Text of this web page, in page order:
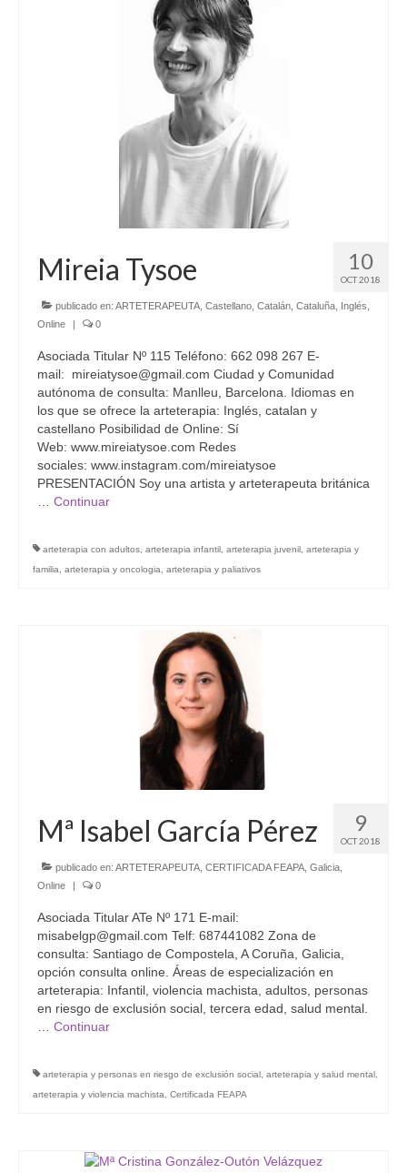
10
OCT 2018
Mireia Tysoe
publicado en: ARTETERAPEUTA Castellano Catalán Cataluña Inglés
Online
| 0
Asociada Titular Nº 115 Teléfono: 662 098 267 E-
mail: mireiatysoe@gmail.com Ciudad y Comunidad
autónoma de consulta: Manlleu, Barcelona. Idiomas en
los que se ofrece la arteterapia: Inglés, catalan y
castellano Posibilidad de Online: Sí
Web: www.mireiatysoe.com Redes
sociales: www.instagram.com/mireiatysoe
PRESENTACIÓN Soy una artista y arteterapeuta británica
Continuar
arteterapia con adultos arteterapia infantil arteterapia juvenil arteterapia y
familia
arteterapia y oncologia arteterapia y paliativos
9
OCT 2018
Mª Isabel García Pérez
publicado en: ARTETERAPEUTA CERTIFICADA FEAPA Galicia
Online
| 0
Asociada Titular ATe Nº 171 E-mail:
misabelgp@gmail.com Telf: 687441082 Zona de
consulta: Santiago de Compostela, A Coruña, Galicia,
opción consulta online. Áreas de especialización en
arteterapia: Infantil, violencia machista, adultos, personas
en riesgo de exclusión social, tercera edad, salud mental.
Continuar
arteterapia y personas en riesgo de exclusión social arteterapia y salud mental
arteterapia y violencia machista
Certificada FEAPA